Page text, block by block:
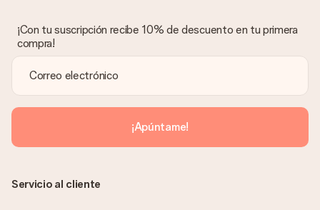
¡Con tu suscripción recibe 10% de descuento en tu primera
compra!
¡Apúntame!
Servicio al cliente